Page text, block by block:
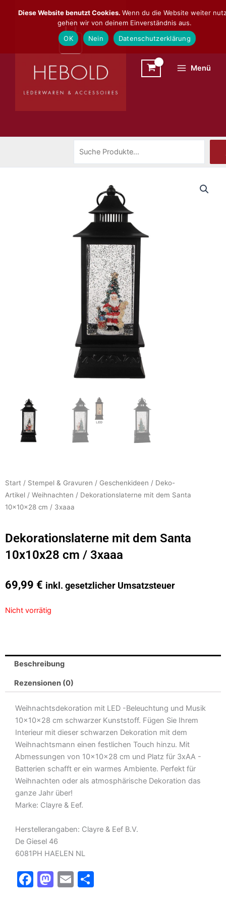
Inhalt
Menü
Start / Stempel & Gravuren / Geschenkideen / Deko-
Artikel / Weihnachten / Dekorationslaterne mit dem Santa
10x10x28 cm / 3xaaa
Dekorationslaterne mit dem Santa
10x10x28 cm / 3xaaa
69,99 € inkl. gesetzlicher Umsatzsteuer
Nicht vorrätig
Beschreibung
Rezensionen (0)
Weihnachtsdekoration mit LED -Beleuchtung und Musik
10x10x28 cm schwarzer Kunststoff. Fügen Sie Ihrem
Interieur mit dieser schwarzen Dekoration mit dem
Weihnachtsmann einen festlichen Touch hinzu. Mit
Abmessungen von 10x10x28 cm und Platz für 3xAA -
Batterien schafft er ein warmes Ambiente. Perfekt für
Weihnachten oder als atmosphärische Dekoration das
ganze Jahr über!
Marke: Clayre & Eef.
Herstellerangaben: Clayre & Eef B.V.
De Giesel 46
6081PH HAELEN NL
F
M E
Diese Website benutzt Cookies. Wenn du die Website weiter
gehen wir von deinem Einverständnis aus.
OK
Nein Datenschutzerklärung